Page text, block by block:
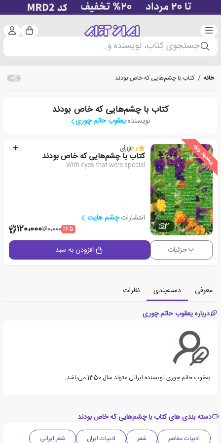
دسته‌بندی سبد
جستجوی کتاب، نویسنده و...
خانه / کتاب با چشم‌هایی که خاص بودند
کتاب با چشم‌هایی که خاص بودند
نویسنده:یعقوب حاتم چوری
پیشنهاد ویژه
2
3.2از1رأی
کتاب با چشم‌هایی که خاص بودند
With eyes that were special
انتشارات:چشم هایت
٪25160،000120،000
جزئیات افزودن به سبد
معرفی دسته‌بندی
نظرات
درباره یعقوب حاتم چوری
یعقوب حاتم چوری نویسنده ایرانی متولد سال 1350 می‌باشد.
دسته بندی های کتاب با چشم‌هایی که خاص بودند
ادبیات معاصر شعر ادبیات ایران
شعر ایرانی